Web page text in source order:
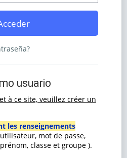
usuario
à ce site, veuillez créer un
les renseignements
mot de passe,
classe et groupe ).